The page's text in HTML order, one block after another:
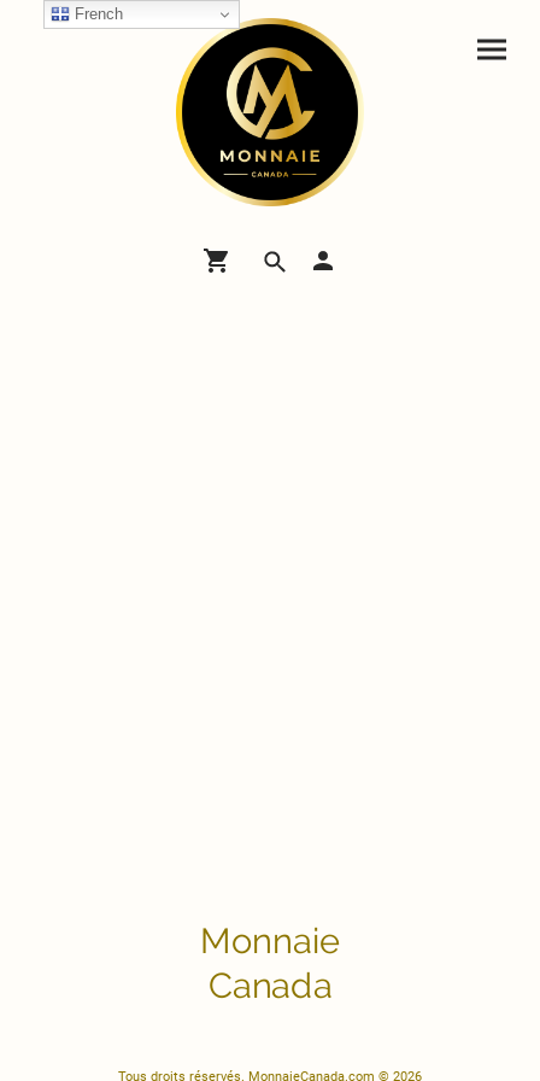
Monnaie
Canada
Tous droits réservés. MonnaieCanada.com © 2026
French